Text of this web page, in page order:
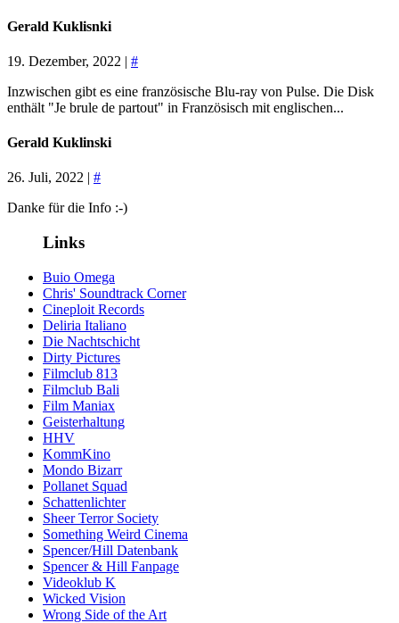
Gerald Kuklisnki
19. Dezember, 2022 | #
Inzwischen gibt es eine französische Blu-ray von Pulse. Die Disk
enthält "Je brule de partout" in Französisch mit englischen...
Gerald Kuklinski
26. Juli, 2022 | #
Danke für die Info :-)
Links
Buio Omega
Chris' Soundtrack Corner
Cineploit Records
Deliria Italiano
Die Nachtschicht
Dirty Pictures
Filmclub 813
Filmclub Bali
Film Maniax
Geisterhaltung
HHV
KommKino
Mondo Bizarr
Pollanet Squad
Schattenlichter
Sheer Terror Society
Something Weird Cinema
Spencer/Hill Datenbank
Spencer & Hill Fanpage
Videoklub K
Wicked Vision
Wrong Side of the Art